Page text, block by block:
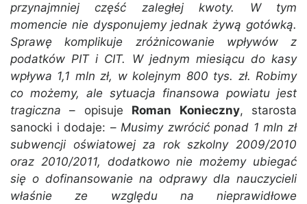
przynajmniej część zaległej kwoty. W tym
momencie nie dysponujemy jednak żywą gotówką.
Sprawę komplikuje zróżnicowanie wpływów z
podatków PIT i CIT. W jednym miesiącu do kasy
wpływa 1,1 mln zł, w kolejnym 800 tys. zł. Robimy
co możemy, ale sytuacja finansowa powiatu jest
tragiczna – opisuje Roman Konieczny, starosta
sanocki i dodaje: –Musimy zwrócić ponad 1 mln zł
subwencji oświatowej za rok szkolny 2009/2010
oraz 2010/2011, dodatkowo nie możemy ubiegać
się o dofinansowanie na odprawy dla nauczycieli
właśnie ze względu na nieprawidłowe